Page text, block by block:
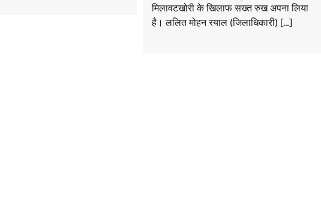
मिलावटखोरी के खिलाफ सख्त रुख अपना लिया
है। ललित मोहन रयाल (जिलाधिकारी) […]